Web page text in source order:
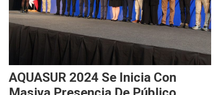
AQUASUR 2024 Se Inicia Con